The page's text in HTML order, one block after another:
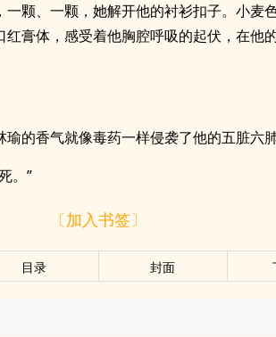
一颗、一颗，她解开他的衬衫扣子。小麦
膏体，感受着他胸腔呼吸的起伏，在他
的香气就像毒药一样侵袭了他的五脏六肺
。”
〔加入书签〕
目录 封面